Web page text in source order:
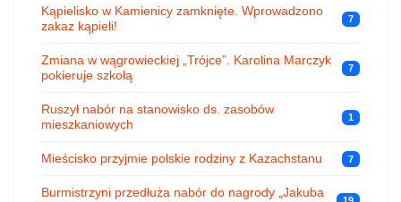
Kąpielisko w Kamienicy zamknięte. Wprowadzono
zakaz kąpieli!
7
Zmiana w wągrowieckiej „Trójce”. Karolina Marczyk
pokieruje szkołą
7
Ruszył nabór na stanowisko ds. zasobów
mieszkaniowych
1
Mieścisko przyjmie polskie rodziny z Kazachstanu 7
Burmistrzyni przedłuża nabór do nagrody „Jakuba